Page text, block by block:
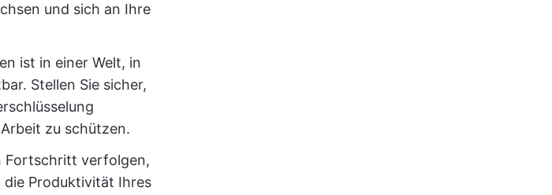
und sich an Ihre
ist in einer Welt, in
Stellen Sie sicher,
zu schützen.
Fortschritt verfolgen,
Produktivität Ihres